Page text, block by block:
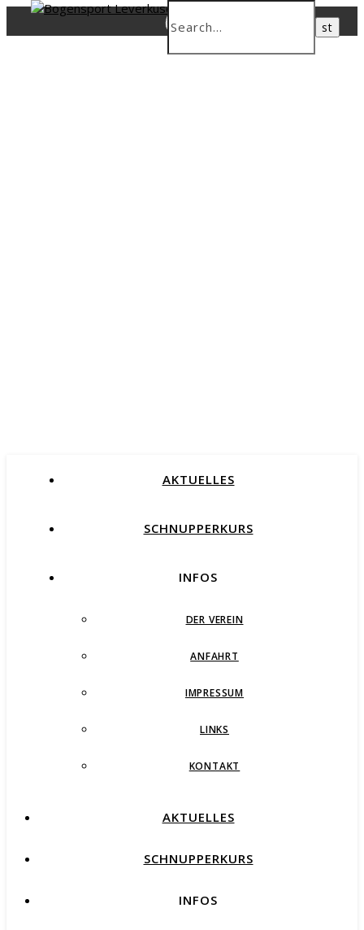
AKTUELLES
SCHNUPPERKURS
INFOS
DER VEREIN
ANFAHRT
IMPRESSUM
LINKS
KONTAKT
AKTUELLES
SCHNUPPERKURS
INFOS